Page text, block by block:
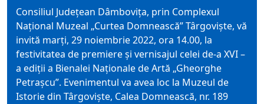
Consiliul Județean Dâmbovița, prin Complexul
Național Muzeal „Curtea Domnească” Târgoviște, vă
invită marți, 29 noiembrie 2022, ora 14.00, la
festivitatea de premiere și vernisajul celei de-a XVI –
a ediţii a Bienalei Naționale de Artă „Gheorghe
Petrașcu”. Evenimentul va avea loc la Muzeul de
Istorie din Târgoviște, Calea Domnească, nr. 189